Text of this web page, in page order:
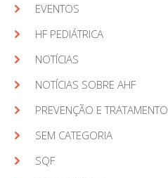
EVENTOS
HF PEDIÁTRICA
NOTÍCIAS
NOTÍCIAS SOBRE AHF
PREVENÇÃO E TRATAMENTO
SEM CATEGORIA
SQF